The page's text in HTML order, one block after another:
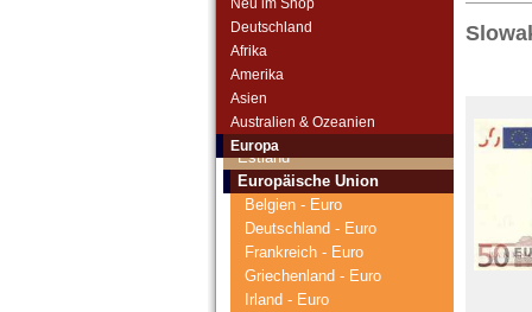
Deutschland
Afrika
Amerika
Asien
Australien & Ozeanien
Europa
Arktische Region
Danzig
Estland
Europäische Union
Belgien - Euro
Deutschland - Euro
Frankreich - Euro
Griechenland - Euro
Irland - Euro